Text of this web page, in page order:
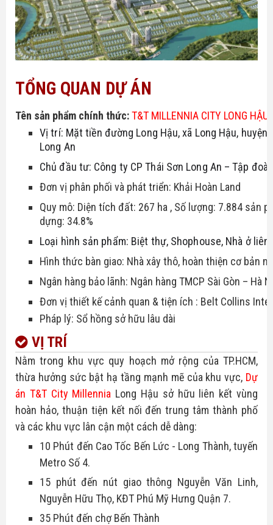
TỔNG QUAN DỰ ÁN
Tên sản phẩm chính thức:T&T MILLENNIA CITY LONG HẬU
Vị trí: Mặt tiền đường Long Hậu, xã Long Hậu, huyện
Long An
Chủ đầu tư: Công ty CP Thái Sơn Long An – Tập
Đơn vị phân phối và phát triển: Khải Hoàn Land
Quy mô: Diện tích đất: 267 ha , Số lượng: 7.884 sản
dựng: 34.8%
Loại hình sản phẩm: Biệt thự, Shophouse, Nhà ở liên
Hình thức bàn giao: Nhà xây thô, hoàn thiện cơ bản
Ngân hàng bảo lãnh: Ngân hàng TMCP Sài Gòn – Hà
Đơn vị thiết kế cảnh quan & tiện ích : Belt Collins
Pháp lý: Sổ hồng sở hữu lâu dài
VỊ TRÍ
Nằm trong khu vực quy hoạch mở rộng của TP.HCM,
thừa hưởng sức bật hạ tầng mạnh mẽ của khu vực, Dự
án T&T City Millennia Long Hậu sở hữu liên kết vùng
hoàn hảo, thuận tiện kết nối đến trung tâm thành phố
và các khu vực lân cận một cách dễ dàng:
10 Phút đến Cao Tốc Bến Lức - Long Thành, tuyến
Metro Số 4.
15 phút đến nút giao thông Nguyễn Văn Linh,
Nguyễn Hữu Thọ, KĐT Phú Mỹ Hưng Quận 7.
35 Phút đến chợ Bến Thành